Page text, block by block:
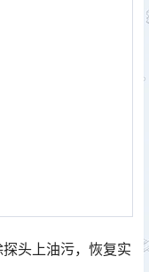
头上油污，恢复实